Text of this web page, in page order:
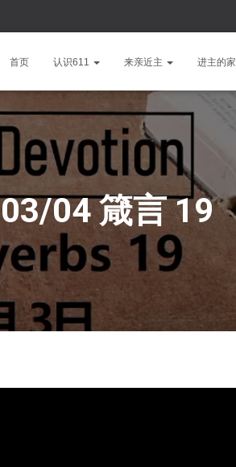
首页 认识611 来亲近主 进主的家
03/04 箴言 19